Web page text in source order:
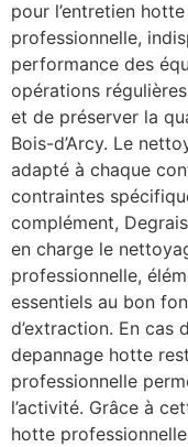
pour l’entretien
professionnelle,
performance des
opérations
et de préserver la
Bois-d’Arcy. Le
adapté à chaque
contraintes
complément,
en charge le
professionnelle,
essentiels au bon
d’extraction. En cas
depannage hotte
professionnelle
l’activité. Grâce à
hotte